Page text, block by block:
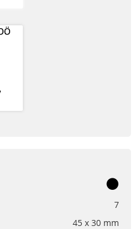
7
45 x 30 mm